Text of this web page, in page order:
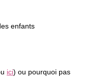
enfants
ici) ou pourquoi pas